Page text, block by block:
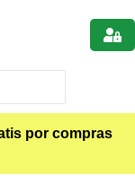
por compras